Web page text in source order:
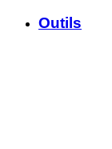
Outils